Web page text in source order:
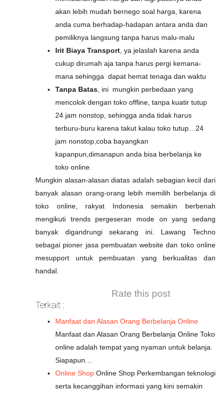
akan lebih mudah bernego soal harga, karena
anda cuma berhadap-hadapan antara anda dan
pemiliknya langsung tanpa harus malu-malu
Irit Biaya Transport , ya jelaslah karena anda
cukup dirumah aja tanpa harus pergi kemana-
mana sehingga dapat hemat tenaga dan waktu
Tanpa Batas , ini mungkin perbedaan yang
mencolok dengan toko offline, tanpa kuatir tutup
24 jam nonstop, sehingga anda tidak harus
terburu-buru karena takut kalau toko tutup…24
jam nonstop,coba bayangkan
kapanpun,dimanapun anda bisa berbelanja ke
toko online.
Mungkin alasan-alasan diatas adalah sebagian kecil dari
banyak alasan orang-orang lebih memilih berbelanja di
toko online, rakyat Indonesia semakin berbenah
mengikuti trends pergeseran mode on yang sedang
banyak digandrungi sekarang ini. Lawang Techno
sebagai pioner jasa pembuatan website dan toko online
mesupport untuk pembuatan yang berkualitas dan
handal.
Rate this post
Terkait :
Manfaat dan Alasan Orang Berbelanja Online
Manfaat dan Alasan Orang Berbelanja Online Toko
online adalah tempat yang nyaman untuk belanja.
Siapapun…
Online Shop Online Shop Perkembangan teknologi
serta kecanggihan informasi yang kini semakin